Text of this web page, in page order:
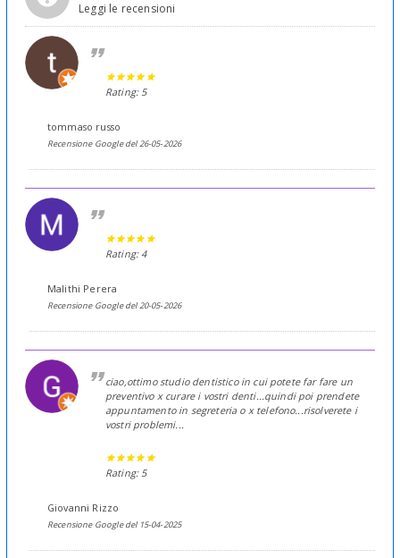
Leggi le recensioni
Rating: 5
tommaso russo
Recensione Google del 26-05-2026
Rating: 4
Malithi Perera
Recensione Google del 20-05-2026
ciao,ottimo studio dentistico in cui potete far fare un
preventivo x curare i vostri denti...quindi poi prendete
appuntamento in segreteria o x telefono...risolverete i
vostri problemi...
Rating: 5
Giovanni Rizzo
Recensione Google del 15-04-2025